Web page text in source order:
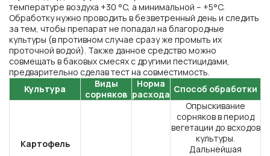
температуре воздуха +30 °C, а минимальной – +5°C.
Обработку нужно проводить в безветренный день и следить
за тем, чтобы препарат не попадал на благородные
культуры (в противном случае сразу же промыть их
проточной водой). Также данное средство можно
совмещать в баковых смесях с другими пестицидами,
предварительно сделав тест на совместимость.
Культура
Виды
сорняков
Норма
расхода Способ обработки
Картофель
Опрыскивание
сорняков в период
вегетации до всходов
культуры.
Дальнейшая